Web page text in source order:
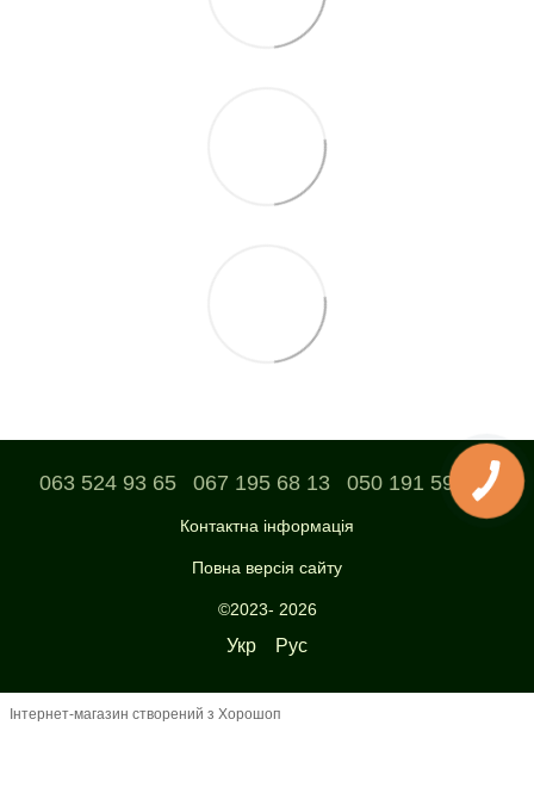
063 524 93 65 067 195 68 13 050 191 59 04
Контактна інформація
Повна версія сайту
©2023- 2026
Укр Рус
Інтернет-магазин створений з Хорошоп